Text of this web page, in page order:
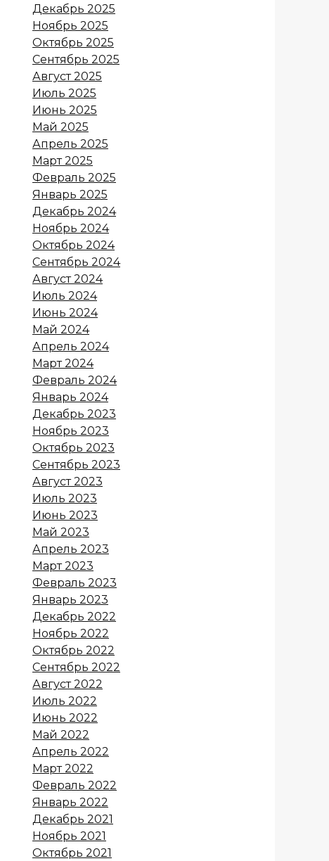
Декабрь 2025
Ноябрь 2025
Октябрь 2025
Сентябрь 2025
Август 2025
Июль 2025
Июнь 2025
Май 2025
Апрель 2025
Март 2025
Февраль 2025
Январь 2025
Декабрь 2024
Ноябрь 2024
Октябрь 2024
Сентябрь 2024
Август 2024
Июль 2024
Июнь 2024
Май 2024
Апрель 2024
Март 2024
Февраль 2024
Январь 2024
Декабрь 2023
Ноябрь 2023
Октябрь 2023
Сентябрь 2023
Август 2023
Июль 2023
Июнь 2023
Май 2023
Апрель 2023
Март 2023
Февраль 2023
Январь 2023
Декабрь 2022
Ноябрь 2022
Октябрь 2022
Сентябрь 2022
Август 2022
Июль 2022
Июнь 2022
Май 2022
Апрель 2022
Март 2022
Февраль 2022
Январь 2022
Декабрь 2021
Ноябрь 2021
Октябрь 2021